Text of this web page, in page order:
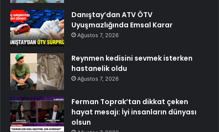
Danıştay’dan ATV ÖTV
Uyuşmazlığında Emsal Karar
Ağustos 7, 2026
Reynmen kedisini sevmek isterken
hastanelik oldu
Ağustos 7, 2026
Ferman Toprak’tan dikkat çeken
hayat mesajı: İyi insanların dünyası
olsun